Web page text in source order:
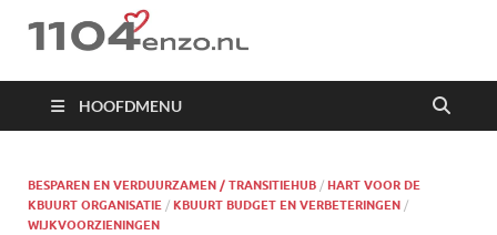
1104 en zo
HOOFDMENU
BESPAREN EN VERDUURZAMEN / TRANSITIEHUB / HART VOOR DE
KBUURT ORGANISATIE / KBUURT BUDGET EN VERBETERINGEN /
WIJKVOORZIENINGEN